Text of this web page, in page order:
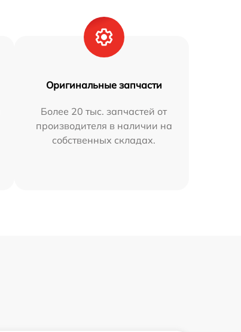
Оригинальные запчасти
Более 20 тыс. запчастей от
производителя в наличии на
собственных складах.